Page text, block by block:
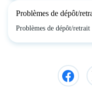
Problèmes de dépôt/
Problèmes de dépôt/retrait